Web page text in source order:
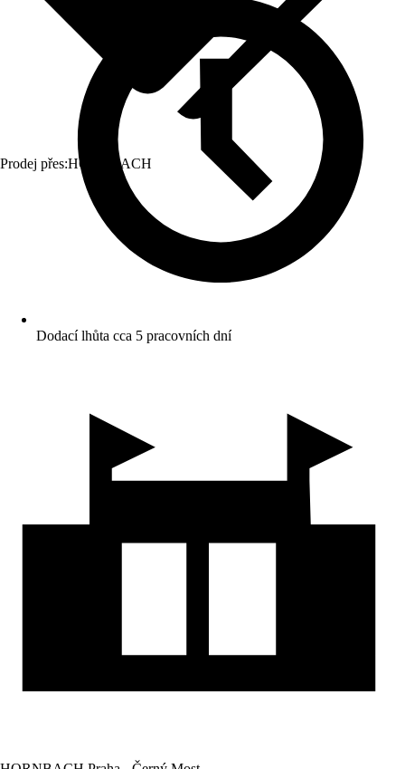
Prodej přes:HORNBACH
Dodací lhůta cca 5 pracovních dní